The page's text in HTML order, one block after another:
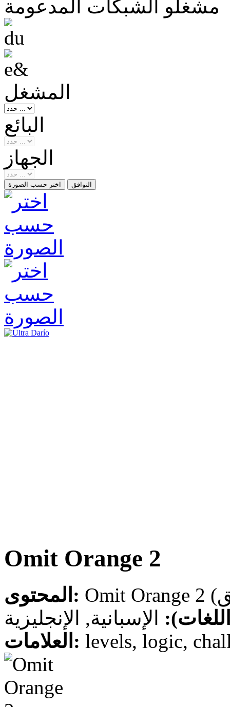
مشغلو الشبكات المدعومة
المشغل
البائع
الجهاز
Omit Orange 2
المحتوى:
الإسبانية, الإنجليزية
العلامات: levels, logic,